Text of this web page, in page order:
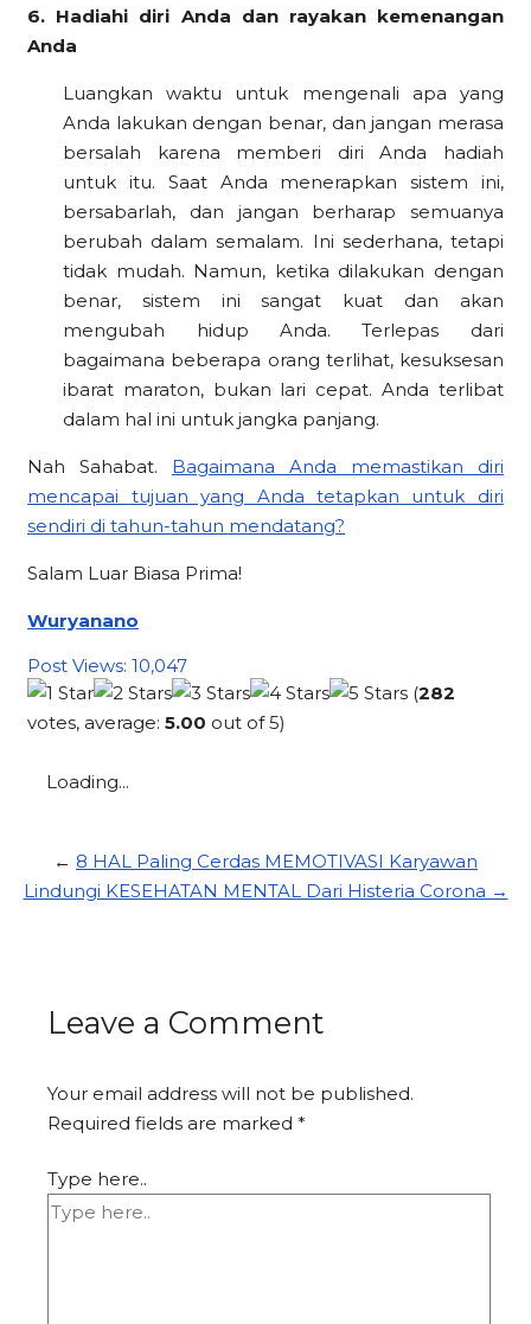
6. Hadiahi diri Anda dan rayakan kemenangan
Anda
Luangkan waktu untuk mengenali apa yang
Anda lakukan dengan benar, dan jangan merasa
bersalah karena memberi diri Anda hadiah
untuk itu. Saat Anda menerapkan sistem ini,
bersabarlah, dan jangan berharap semuanya
berubah dalam semalam. Ini sederhana, tetapi
tidak mudah. Namun, ketika dilakukan dengan
benar, sistem ini sangat kuat dan akan
mengubah hidup Anda. Terlepas dari
bagaimana beberapa orang terlihat, kesuksesan
ibarat maraton, bukan lari cepat. Anda terlibat
dalam hal ini untuk jangka panjang.
Nah Sahabat. Bagaimana Anda memastikan diri
mencapai tujuan yang Anda tetapkan untuk diri
sendiri di tahun-tahun mendatang?
Salam Luar Biasa Prima!
Wuryanano
Post Views: 10,047
(282
votes, average:5.00 out of 5)
Loading...
← 8 HAL Paling Cerdas MEMOTIVASI Karyawan
Lindungi KESEHATAN MENTAL Dari Histeria Corona →
Leave a Comment
Your email address will not be published.
Required fields are marked*
Type here..